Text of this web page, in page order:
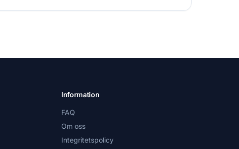
Information
FAQ
Om oss
Integritetspolicy